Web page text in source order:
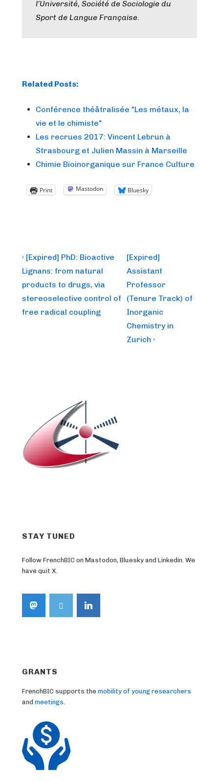
l’Université, Société de Sociologie du
Sport de Langue Française.
Related Posts:
Conférence théâtralisée "Les métaux, la
vie et le chimiste"
Les recrues 2017: Vincent Lebrun à
Strasbourg et Julien Massin à Marseille
Chimie Bioinorganique sur France Culture
Print Mastodon Bluesky
Post
navigation
Previous
Post
is
‹ [Expired] PhD: Bioactive
Lignans: from natural
products to drugs, via
stereoselective control of
free radical coupling
Next
Post
is
[Expired]
Assistant
Professor
(Tenure Track) of
Inorganic
Chemistry in
Zurich ›
STAY TUNED
Follow FrenchBIC on Mastodon, Bluesky and Linkedin. We
have quit X.
GRANTS
FrenchBIC supports the mobility of young researchers
and meetings